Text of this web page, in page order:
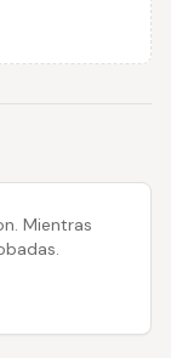
Mientras